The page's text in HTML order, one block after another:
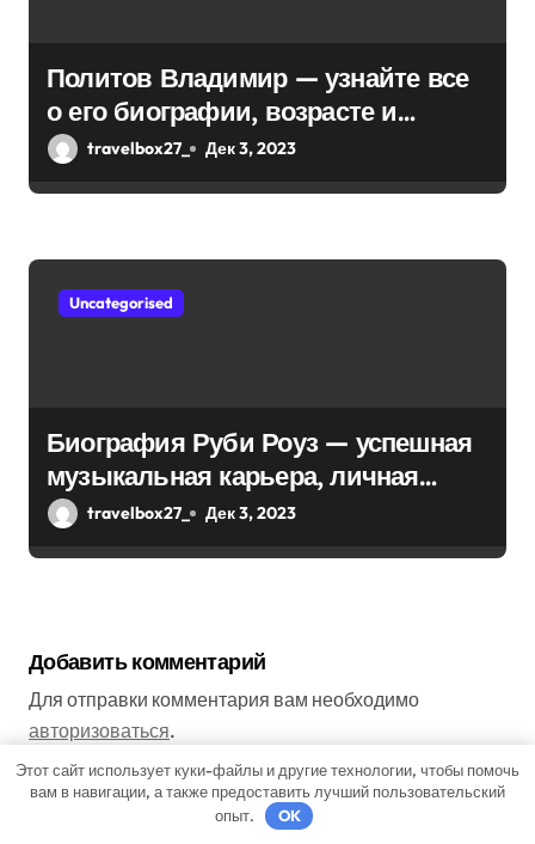
Политов Владимир — узнайте все
о его биографии, возрасте и
впечатляющих достижениях!
travelbox27_ Дек 3, 2023
Uncategorised
Биография Руби Роуз — успешная
музыкальная карьера, личная
жизнь и знаковые достижения
travelbox27_ Дек 3, 2023
Добавить комментарий
Для отправки комментария вам необходимо
авторизоваться.
Этот сайт использует куки-файлы и другие технологии, чтобы помочь
вам в навигации, а также предоставить лучший пользовательский
опыт.
OK